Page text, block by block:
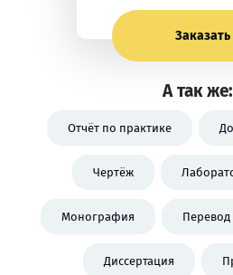
Заказать
А так же:
Отчёт по практике
Чертёж
Монография Перевод
Диссертация